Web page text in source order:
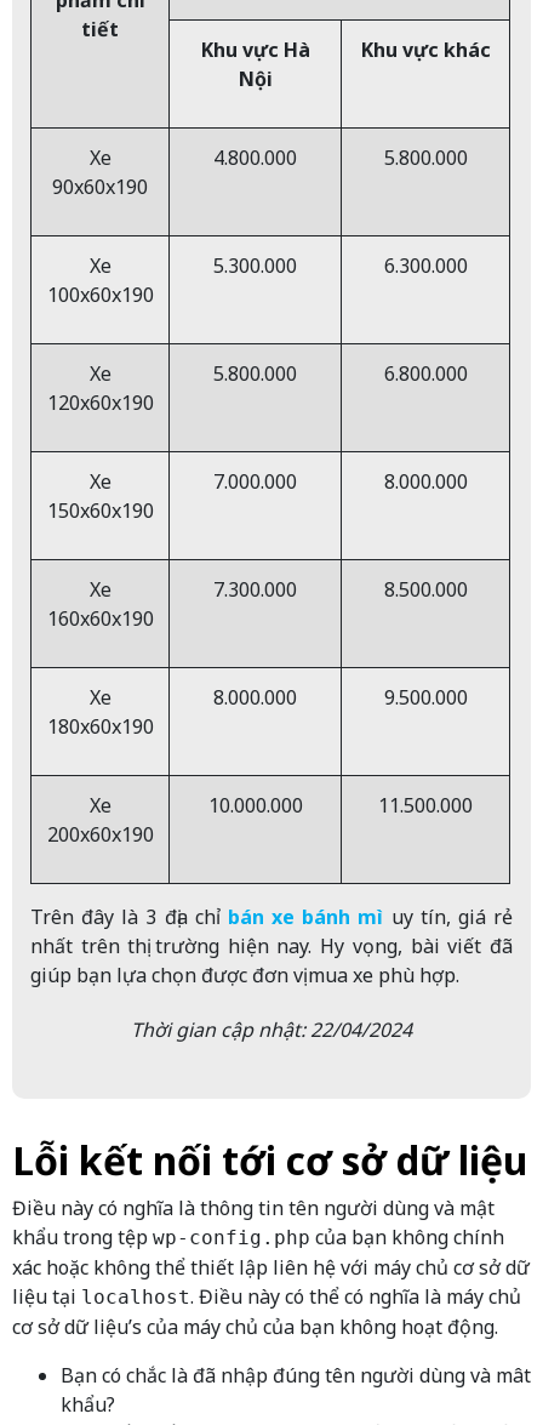
tiết
Khu vực Hà
Nội
Khu vực khác
Xe
90x60x190
4.800.000 5.800.000
Xe
100x60x190
5.300.000 6.300.000
Xe
120x60x190
5.800.000 6.800.000
Xe
150x60x190
7.000.000 8.000.000
Xe
160x60x190
7.300.000 8.500.000
Xe
180x60x190
8.000.000 9.500.000
Xe
200x60x190
10.000.000 11.500.000
Trên đây là 3 địa chỉ bán xe bánh mì uy tín, giá rẻ
nhất trên thị trường hiện nay. Hy vọng, bài viết đã
giúp bạn lựa chọn được đơn vị mua xe phù hợp.
Thời gian cập nhật: 22/04/2024
Lỗi kết nối tới cơ sở dữ liệu
Điều này có nghĩa là thông tin tên người dùng và mật
khẩu trong tệp wp-config.php của bạn không chính
xác hoặc không thể thiết lập liên hệ với máy chủ cơ sở dữ
liệu tại localhost. Điều này có thể có nghĩa là máy chủ
cơ sở dữ liệu’s của máy chủ của bạn không hoạt động.
Bạn có chắc là đã nhập đúng tên người dùng và mât
khẩu?